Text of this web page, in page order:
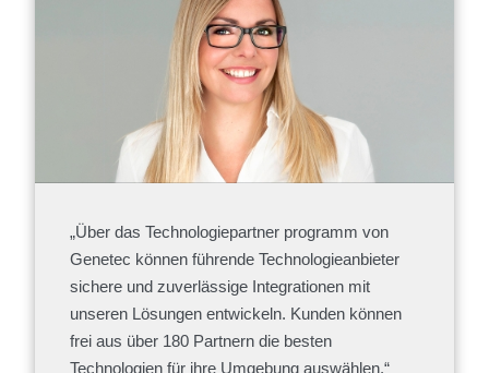
„Über das Technologiepartner programm von
Genetec können führende Technologieanbieter
sichere und zuverlässige Integrationen mit
unseren Lösungen entwickeln. Kunden können
frei aus über 180 Partnern die besten
Technologien für ihre Umgebung auswählen.“